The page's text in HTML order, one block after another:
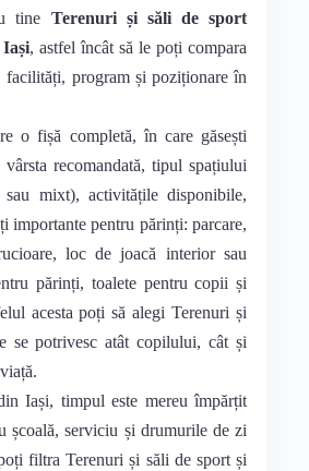
tine Terenuri și săli de sport
, astfel încât să le poți compara
facilități, program și poziționare în
o fișă completă, în care găsești
recomandată, tipul spațiului
mixt), activitățile disponibile,
importante pentru părinți: parcare,
loc de joacă interior sau
părinți, toalete pentru copii și
acesta poți să alegi Terenuri și
se potrivesc atât copilului, cât și
Iași, timpul este mereu împărțit
școală, serviciu și drumurile de zi
filtra Terenuri și săli de sport și